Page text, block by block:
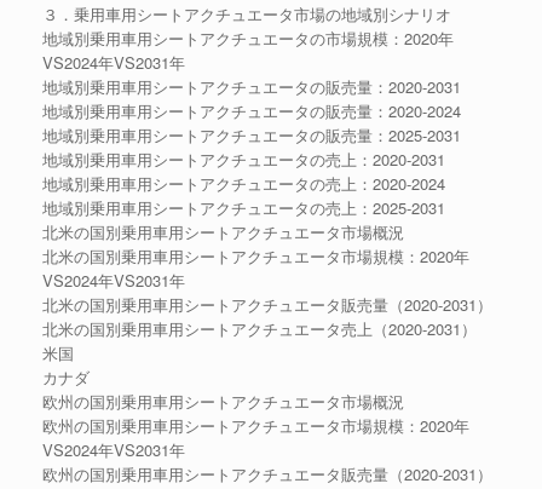
３．乗用車用シートアクチュエータ市場の地域別シナリオ
地域別乗用車用シートアクチュエータの市場規模：2020年
VS2024年VS2031年
地域別乗用車用シートアクチュエータの販売量：2020-2031
地域別乗用車用シートアクチュエータの販売量：2020-2024
地域別乗用車用シートアクチュエータの販売量：2025-2031
地域別乗用車用シートアクチュエータの売上：2020-2031
地域別乗用車用シートアクチュエータの売上：2020-2024
地域別乗用車用シートアクチュエータの売上：2025-2031
北米の国別乗用車用シートアクチュエータ市場概況
北米の国別乗用車用シートアクチュエータ市場規模：2020年
VS2024年VS2031年
北米の国別乗用車用シートアクチュエータ販売量（2020-2031）
北米の国別乗用車用シートアクチュエータ売上（2020-2031）
米国
カナダ
欧州の国別乗用車用シートアクチュエータ市場概況
欧州の国別乗用車用シートアクチュエータ市場規模：2020年
VS2024年VS2031年
欧州の国別乗用車用シートアクチュエータ販売量（2020-2031）